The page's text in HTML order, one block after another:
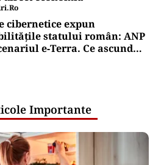
cibernetice expun
statului român: ANP
e‑Terra. Ce ascund
Importante